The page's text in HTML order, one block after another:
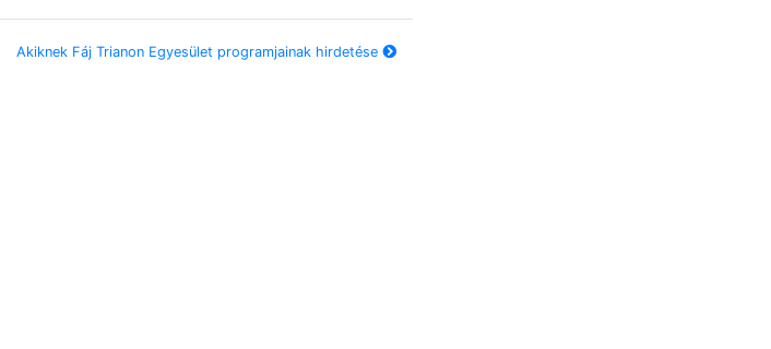
Akiknek Fáj Trianon Egyesület programjainak hirdetése